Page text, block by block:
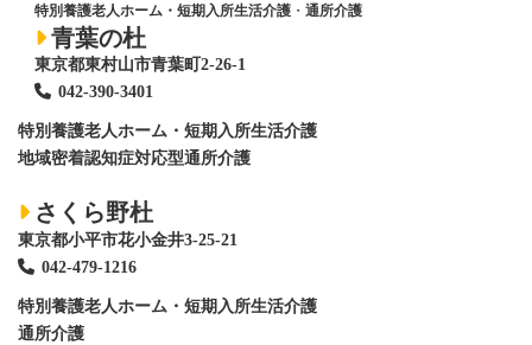
特別養護老人ホーム・短期入所生活介護 ・ 通所介護
青葉の杜
東京都東村山市青葉町2-26-1
042-390-3401
特別養護老人ホーム ・短期入所生活介護
地域密着認知症対応型通所介護
さくら野杜
東京都小平市花小金井3-25-21
042-479-1216
特別養護老人ホーム ・短期入所生活介護
通所介護